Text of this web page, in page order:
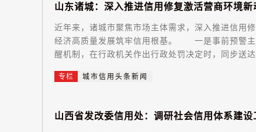
山东诸城： 深入推进信用 修复激活营商环境新
近年来，诸城市聚焦市场主体需求，深入推进信用
经济高质量发展筑牢信用根基。 一是事前预警主
醒机制，在行政机关作出行政处罚决定时，同步送
专栏 城市信用头条新闻
山西省发改委信用 处： 调研社会信用 体系建设